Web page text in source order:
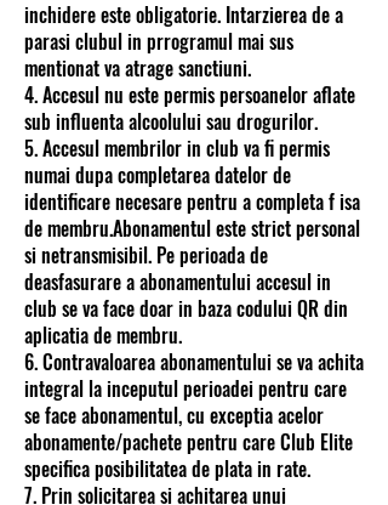
inchidere este obligatorie. Intarzierea de a
parasi clubul in prrogramul mai sus
mentionat va atrage sanctiuni.
4. Accesul nu este permis persoanelor aflate
sub influenta alcoolului sau drogurilor.
5. Accesul membrilor in club va fi permis
numai dupa completarea datelor de
identificare necesare pentru a completa f isa
de membru.Abonamentul este strict personal
si netransmisibil. Pe perioada de
deasfasurare a abonamentului accesul in
club se va face doar in baza codului QR din
aplicatia de membru.
6. Contravaloarea abonamentului se va achita
integral la inceputul perioadei pentru care
se face abonamentul, cu exceptia acelor
abonamente/pachete pentru care Club Elite
specifica posibilitatea de plata in rate.
7. Prin solicitarea si achitarea unui